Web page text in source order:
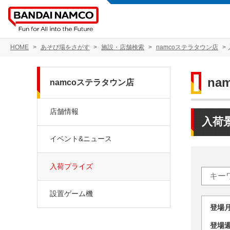
HOME あそび場をさがす 施設・店舗検索 namcoステラタウン店
入荷
登
登
namcoステラタウン店
店舗情報
イベント&ニュース
入荷プライズ
設置ゲーム機